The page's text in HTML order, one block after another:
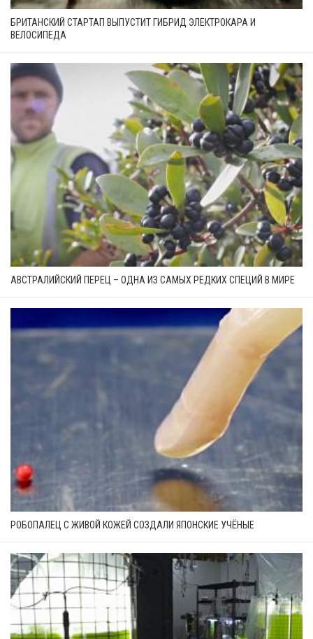
БРИТАНСКИЙ СТАРТАП ВЫПУСТИТ ГИБРИД ЭЛЕКТРОКАРА И
ВЕЛОСИПЕДА
АВСТРАЛИЙСКИЙ ПЕРЕЦ – ОДНА ИЗ САМЫХ РЕДКИХ СПЕЦИЙ В МИРЕ
РОБОПАЛЕЦ С ЖИВОЙ КОЖЕЙ СОЗДАЛИ ЯПОНСКИЕ УЧЁНЫЕ